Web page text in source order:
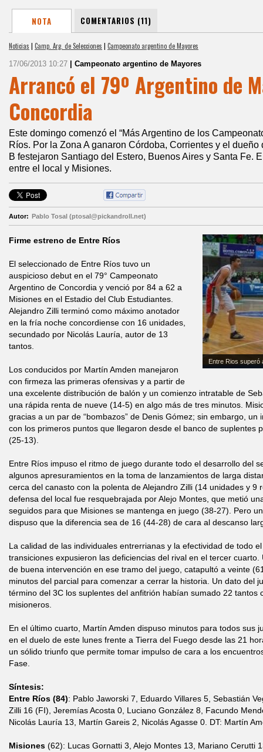
NOTA COMENTARIOS (11)
Noticias | Camp. Arg. de Selecciones | Campeonato argentino de Mayores
17/06/2013 10:27 | Campeonato argentino de Mayores
Arrancó el 79º Argentino de
Concordia
Este domingo comenzó el “Más Argentino de los
Ríos. Por la Zona A ganaron Córdoba, Corrientes y el dueño
B festejaron Santiago del Estero, Buenos Aires y Santa Fe.
entre el local y Misiones.
Autor: Pablo Tosal (ptosal@pickandroll.net)
Entre Rios superó
Firme estreno de Entre Ríos
El seleccionado de Entre Ríos tuvo un
auspicioso debut en el 79° Campeonato
Argentino de Concordia y venció por 84 a 62 a
Misiones en el Estadio del Club Estudiantes.
Alejandro Zilli terminó como máximo anotador
en la fría noche concordiense con 16 unidades,
secundado por Nicolás Lauría, autor de 13
tantos.
Los conducidos por Martín Amden manejaron
con firmeza las primeras ofensivas y a partir de
una excelente distribución de balón y un comienzo intratable de
una rápida renta de nueve (14-5) en algo más de tres minutos.
gracias a un par de “bombazos” de Denis Gómez; sin embargo,
con los primeros puntos que llegaron desde el banco de suplentes
(25-13).
Entre Ríos impuso el ritmo de juego durante todo el desarrollo del
algunos apresuramientos en la toma de lanzamientos de larga
cerca del canasto con la polenta de Alejandro Zilli (14 unidades y 9
defensa del local fue resquebrajada por Alejo Montes, que metió
seguidos para que Misiones se mantenga en juego (38-27). Pero
dispuso que la diferencia sea de 16 (44-28) de cara al descanso
La calidad de las individuales entrerrianas y la efectividad de todo
transiciones expusieron las deficiencias del rival en el tercer cuarto.
de buena intervención en ese tramo del juego, catapultó a veinte
minutos del parcial para comenzar a cerrar la historia. Un dato del
término del 3C los suplentes del anfitrión habían sumado 22 tantos
misioneros.
En el último cuarto, Martín Amden dispuso minutos para todos sus
en el duelo de este lunes frente a Tierra del Fuego desde las 21
un sólido triunfo que permite tomar impulso de cara a los
Fase.
Síntesis:
Entre Ríos (84): Pablo Jaworski 7, Eduardo Villares 5, Sebastián
Zilli 16 (FI), Jeremías Acosta 0, Luciano González 8, Facundo
Nicolás Lauría 13, Martín Gareis 2, Nicolás Agasse 0. DT: Martín
Misiones (62): Lucas Gornatti 3, Alejo Montes 13, Mariano Cerutti